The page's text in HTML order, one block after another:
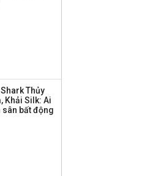
tỷ của
Hồng bỗng
mất’, một
Thủy
Khải Silk: Ai
bất động